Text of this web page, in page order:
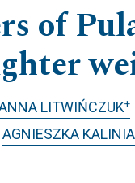
of
LITWIŃCZUK+
AGNIESZKA